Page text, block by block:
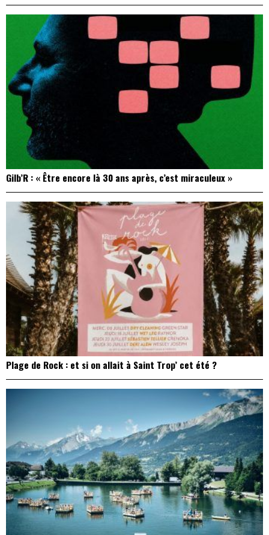
Gilb’R : « Être encore là 30 ans après, c’est miraculeux »
Plage de Rock : et si on allait à Saint Trop’ cet été ?